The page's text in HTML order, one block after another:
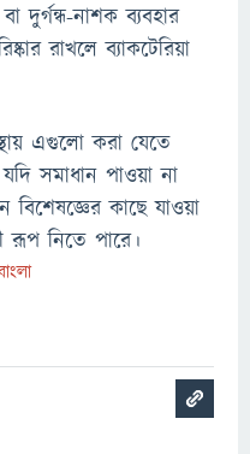
দুর্গন্ধ-নাশক ব্যবহার
রাখলে ব্যাকটেরিয়া
এগুলো করা যেতে
সমাধান পাওয়া না
কাছে যাওয়া
রূপ নিতে পারে।